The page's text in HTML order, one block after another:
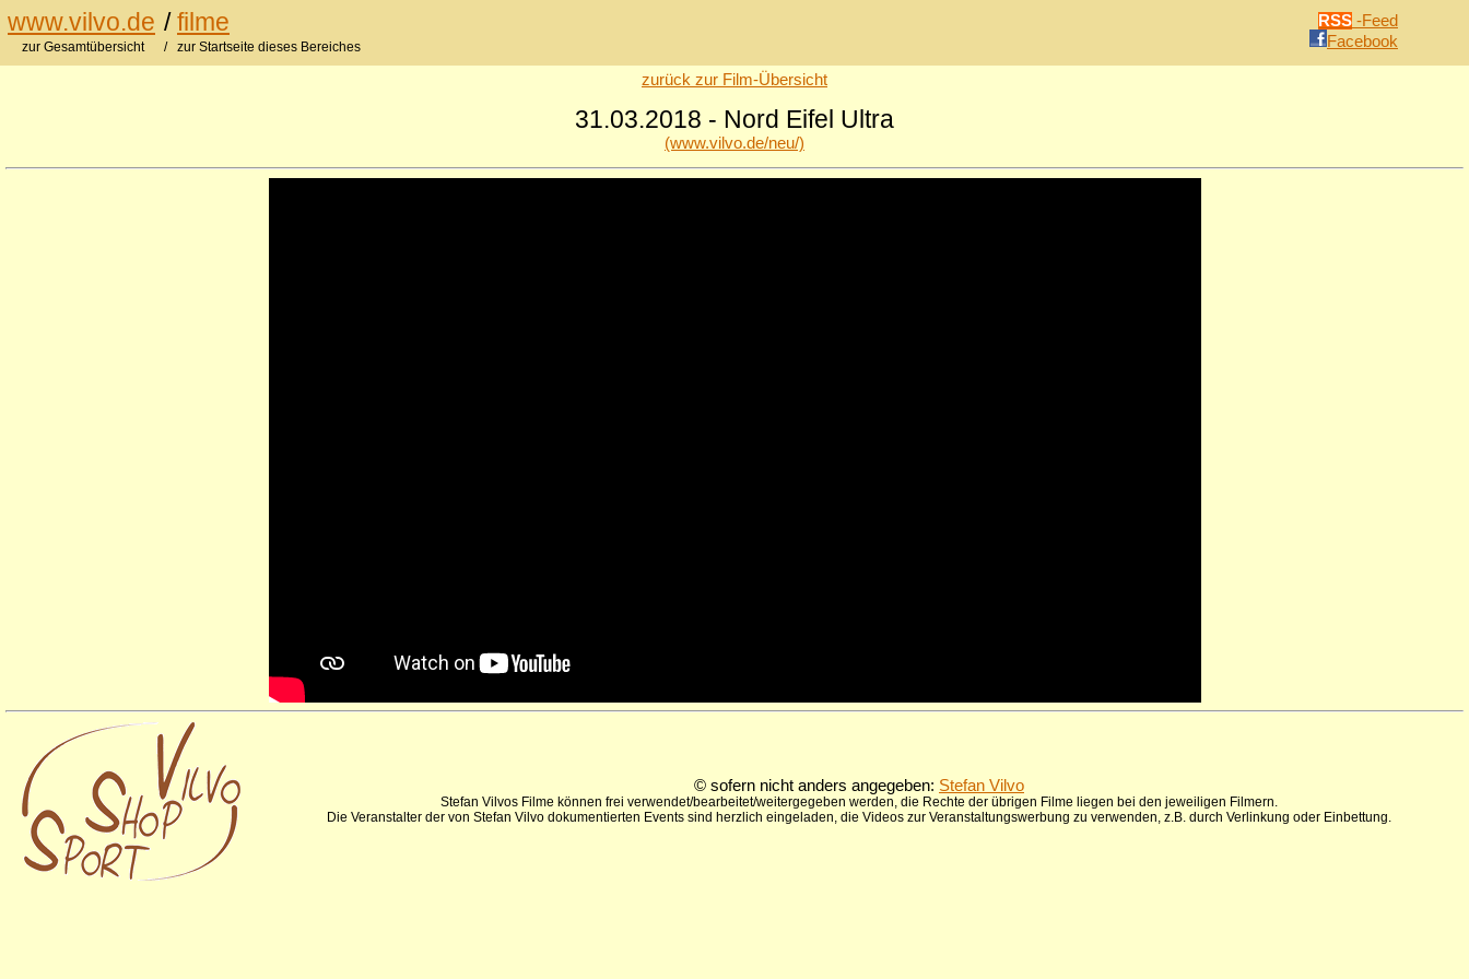
www.vilvo.de /filme RSS -Feed
Facebook
zur Gesamtübersicht / zur Startseite dieses Bereiches
zurück zur Film-Übersicht
31.03.2018 - Nord Eifel Ultra
(www.vilvo.de/neu/)
© sofern nicht anders angegeben: Stefan Vilvo
Stefan Vilvos Filme können frei verwendet/bearbeitet/weitergegeben werden, die Rechte der übrigen Filme liegen bei den jeweiligen Filmern.
Die Veranstalter der von Stefan Vilvo dokumentierten Events sind herzlich eingeladen, die Videos zur Veranstaltungswerbung zu verwenden, z.B. durch Verlinkung oder Einbettung.